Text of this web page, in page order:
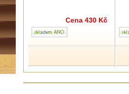
Cena 430 Kč